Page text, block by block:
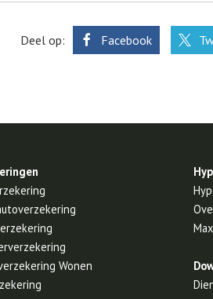
Deel op: Facebook
Wonen